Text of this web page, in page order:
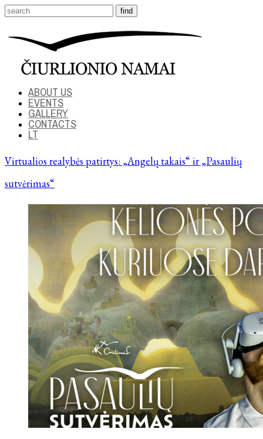
ABOUT US
EVENTS
GALLERY
CONTACTS
LT
Virtualios realybės patirtys: „Angelų takais“ ir „Pasaulių
sutvėrimas“